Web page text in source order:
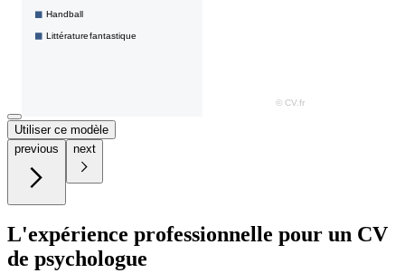
Utiliser ce modèle
previous
next
L'expérience professionnelle pour un CV
de psychologue